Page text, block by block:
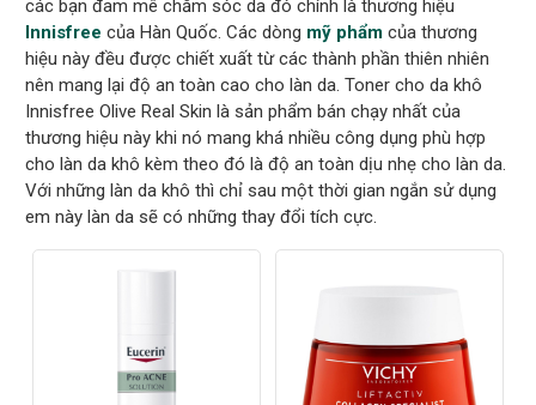
các bạn đam mê chăm sóc da đó chính là thương hiệu
Innisfree của Hàn Quốc. Các dòng mỹ phẩm của thương
hiệu này đều được chiết xuất từ các thành phần thiên nhiên
nên mang lại độ an toàn cao cho làn da. Toner cho da khô
Innisfree Olive Real Skin là sản phẩm bán chạy nhất của
thương hiệu này khi nó mang khá nhiều công dụng phù hợp
cho làn da khô kèm theo đó là độ an toàn dịu nhẹ cho làn da.
Với những làn da khô thì chỉ sau một thời gian ngắn sử dụng
em này làn da sẽ có những thay đổi tích cực.